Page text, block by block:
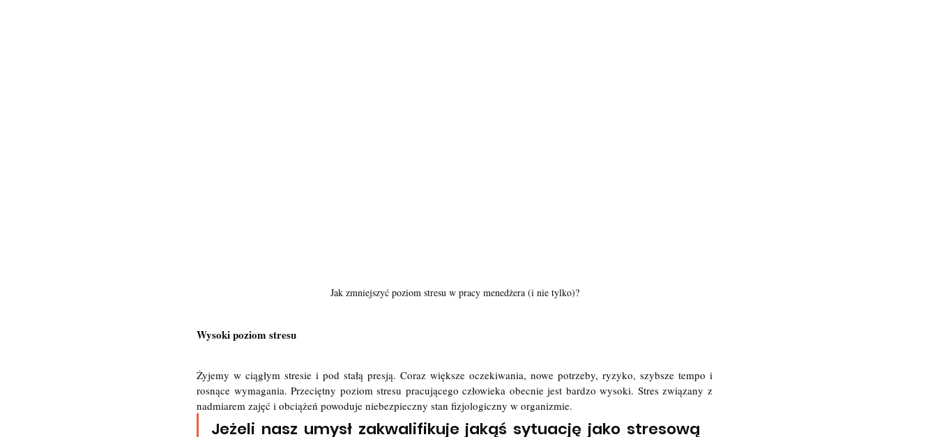
Jak zmniejszyć poziom stresu w pracy menedżera (i nie tylko)?
Wysoki poziom stresu
Żyjemy w ciągłym stresie i pod stałą presją. Coraz większe oczekiwania, nowe potrzeby, ryzyko, szybsze tempo i
rosnące wymagania. Przeciętny poziom stresu pracującego człowieka obecnie jest bardzo wysoki. Stres związany z
nadmiarem zajęć i obciążeń powoduje niebezpieczny stan fizjologiczny w organizmie.
Jeżeli nasz umysł zakwalifikuje jakąś sytuację jako stresową